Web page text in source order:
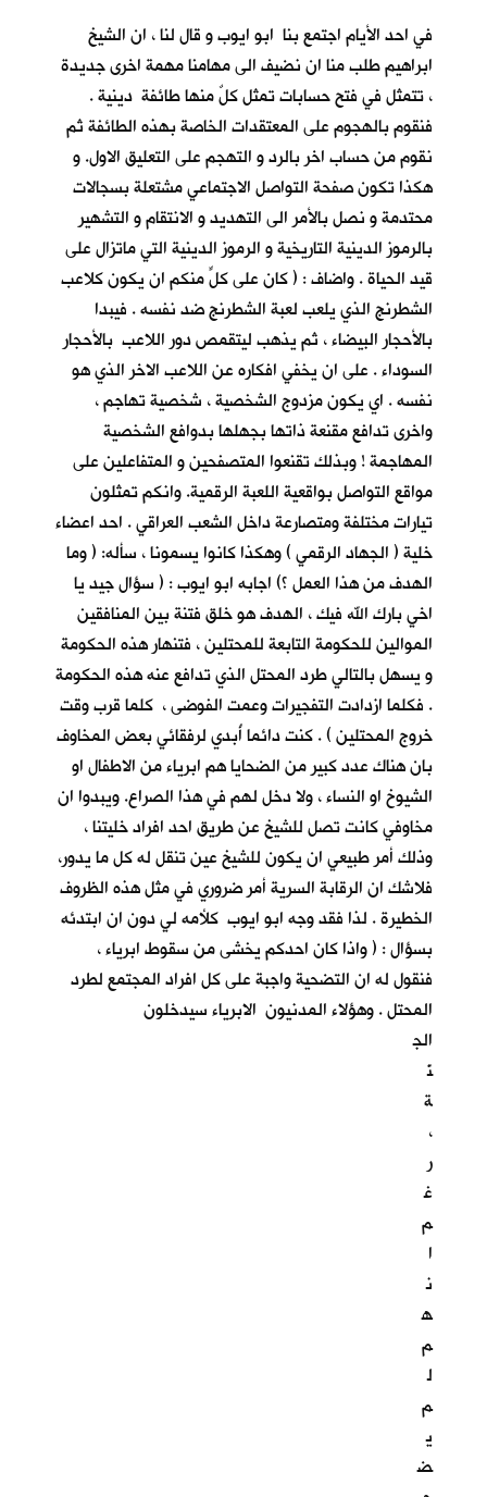
في احد الأيام اجتمع بنا ابو ايوب و قال لنا ، ان الشيخ
ابراهيم طلب منا ان نضيف الى مهامنا مهمة اخرى جديدة
، تتمثل في فتح حسابات تمثل كلٌ منها طائفة دينية .
فنقوم بالهجوم على المعتقدات الخاصة بهذه الطائفة ثم
نقوم من حساب اخر بالرد و التهجم على التعليق الاول. و
هكذا تكون صفحة التواصل الاجتماعي مشتعلة بسجالات
محتدمة و نصل بالأمر الى التهديد و الانتقام و التشهير
بالرموز الدينية التاريخية و الرموز الدينية التي ماتزال على
قيد الحياة . واضاف : ( كان على كلٍّ منكم ان يكون كلاعب
الشطرنج الذي يلعب لعبة الشطرنج ضد نفسه . فيبدا
بالأحجار البيضاء ، ثم يذهب ليتقمص دور اللاعب بالأحجار
السوداء . على ان يخفي افكاره عن اللاعب الاخر الذي هو
نفسه . اي يكون مزدوج الشخصية ، شخصية تهاجم ،
واخرى تدافع مقنعة ذاتها بجهلها بدوافع الشخصية
المهاجمة ! وبذلك تقنعوا المتصفحين و المتفاعلين على
مواقع التواصل بواقعية اللعبة الرقمية. وانكم تمثلون
تيارات مختلفة ومتصارعة داخل الشعب العراقي . احد اعضاء
خلية ( الجهاد الرقمي ) وهكذا كانوا يسمونا ، سأله: ( وما
الهدف من هذا العمل ؟) اجابه ابو ايوب : ( سؤال جيد يا
اخي بارك الله فيك ، الهدف هو خلق فتنة بين المنافقين
الموالين للحكومة التابعة للمحتلين ، فتنهار هذه الحكومة
و يسهل بالتالي طرد المحتل الذي تدافع عنه هذه الحكومة
. فكلما ازدادت التفجيرات وعمت الفوضى ، كلما قرب وقت
خروج المحتلين ) . كنت دائما أُبدي لرفقائي بعض المخاوف
بان هناك عدد كبير من الضحايا هم ابرياء من الاطفال او
الشيوخ او النساء ، ولا دخل لهم في هذا الصراع. ويبدوا ان
مخاوفي كانت تصل للشيخ عن طريق احد افراد خليتنا ،
وذلك أمر طبيعي ان يكون للشيخ عين تنقل له كل ما يدور،
فلاشك ان الرقابة السرية أمر ضروري في مثل هذه الظروف
الخطيرة . لذا فقد وجه ابو ايوب كلأمه لي دون ان ابتدئه
بسؤال : ( واذا كان احدكم يخشى من سقوط ابرياء ،
فنقول له ان التضحية واجبة على كل افراد المجتمع لطرد
المحتل . وهؤلاء المدنيون الابرياء سيدخلون
الج
نّ
ة
،
ر
غ
م
ا
ن
ه
م
ل
م
ي
ض